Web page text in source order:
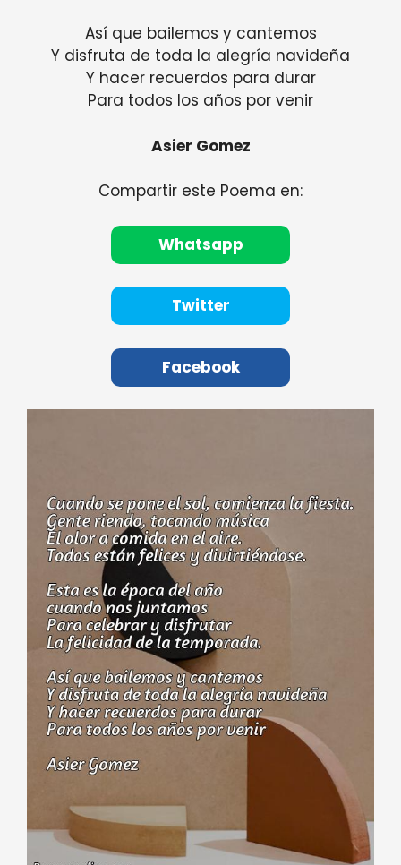
Así que bailemos y cantemos
Y disfruta de toda la alegría navideña
Y hacer recuerdos para durar
Para todos los años por venir
Asier Gomez
Compartir este Poema en:
Whatsapp
Twitter
Facebook